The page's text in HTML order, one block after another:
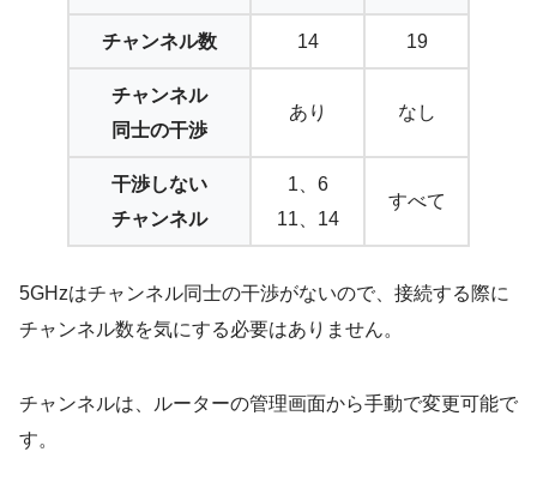
チャンネル数 14 19
チャンネル
同士の干渉
あり なし
干渉しない
チャンネル
1、6
11、14
すべて
5GHzはチャンネル同士の干渉がないので、接続する際に
チャンネル数を気にする必要はありません。
チャンネルは、ルーターの管理画面から手動で変更可能で
す。